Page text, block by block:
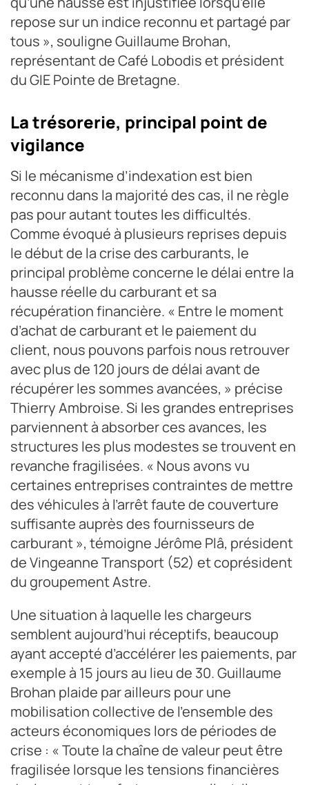
repose sur un indice reconnu et partagé par
tous », souligne Guillaume Brohan,
représentant de Café Lobodis et président
du GIE Pointe de Bretagne.
La trésorerie, principal point de
vigilance
Si le mécanisme d’indexation est bien
reconnu dans la majorité des cas, il ne règle
pas pour autant toutes les difficultés.
Comme évoqué à plusieurs reprises depuis
le début de la crise des carburants, le
principal problème concerne le délai entre la
hausse réelle du carburant et sa
récupération financière. « Entre le moment
d’achat de carburant et le paiement du
client, nous pouvons parfois nous retrouver
avec plus de 120 jours de délai avant de
récupérer les sommes avancées, » précise
Thierry Ambroise. Si les grandes entreprises
parviennent à absorber ces avances, les
structures les plus modestes se trouvent en
revanche fragilisées. « Nous avons vu
certaines entreprises contraintes de mettre
des véhicules à l’arrêt faute de couverture
suffisante auprès des fournisseurs de
carburant », témoigne Jérôme Plâ, président
de Vingeanne Transport (52) et coprésident
du groupement Astre.
Une situation à laquelle les chargeurs
semblent aujourd’hui réceptifs, beaucoup
ayant accepté d’accélérer les paiements, par
exemple à 15 jours au lieu de 30. Guillaume
Brohan plaide par ailleurs pour une
mobilisation collective de l’ensemble des
acteurs économiques lors de périodes de
crise : « Toute la chaîne de valeur peut être
fragilisée lorsque les tensions financières